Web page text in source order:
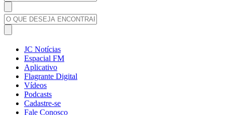
JC Notícias
Espacial FM
Aplicativo
Flagrante Digital
Vídeos
Podcasts
Cadastre-se
Fale Conosco